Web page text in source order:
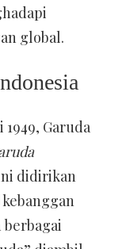
global.
Garuda
didirikan